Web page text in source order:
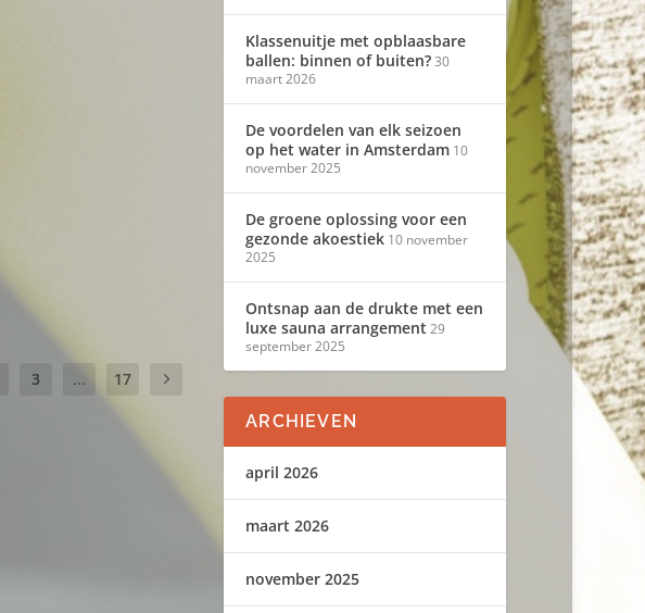
3 ... 17
Klassenuitje met opblaasbare
ballen: binnen of buiten?30
maart 2026
De voordelen van elk seizoen
op het water in Amsterdam 10
november 2025
De groene oplossing voor een
gezonde akoestiek 10 november
2025
Ontsnap aan de drukte met een
luxe sauna arrangement 29
september 2025
ARCHIEVEN
april 2026
maart 2026
november 2025